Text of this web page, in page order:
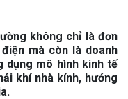
không chỉ là đơn
mà còn là doanh
dụng mô hình kinh tế
khí nhà kính, hướng